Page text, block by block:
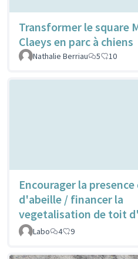
Transformer le square
Claeys en parc à chiens
Nathalie Berriau
5 10
Encourager la presence
d'abeille / financer la
vegetalisation de toit
Labo
4 9